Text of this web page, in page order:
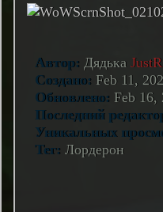
Автор: Дядька
Создано: Feb 11,
Обновлено: Feb 16,
Последний
Уникальных
Тег: Лордерон